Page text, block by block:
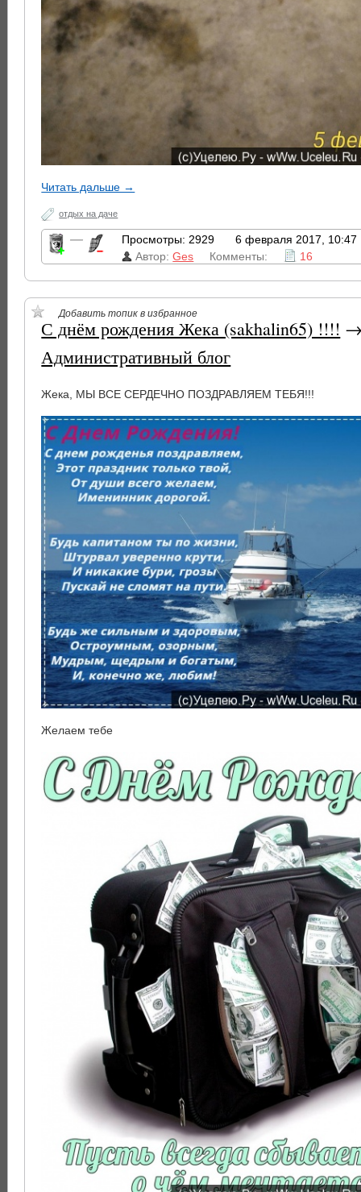
Читать дальше →
отдых на даче
— Просмотры: 2929
6 февраля 2017, 10:47
Автор:Ges Комменты: 16
Добавить топик в избранное
С днём рождения Жека (sakhalin65) !!!!
Административный блог
Жека, МЫ ВСЕ СЕРДЕЧНО ПОЗДРАВЛЯЕМ ТЕБЯ!!!
Желаем тебе